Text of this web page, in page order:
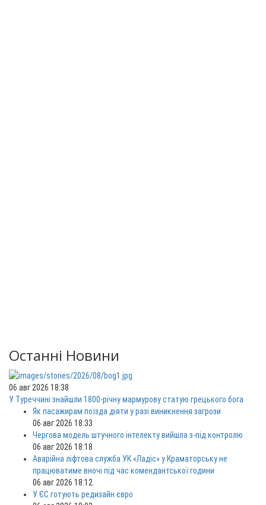
Останні Новини
06 авг 2026 18:38
У Туреччині знайшли 1800-річну мармурову статую грецького бога
Як пасажирам поїзда діяти у разі виникнення загрози
06 авг 2026 18:33
Чергова модель штучного інтелекту вийшла з-під контролю
06 авг 2026 18:18
Аварійна ліфтова служба УК «Ладіс» у Краматорську не
працюватиме вночі під час комендантської години
06 авг 2026 18:12
У ЄС готують редизайн євро